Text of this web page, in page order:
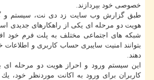
خصوصی خود بپردازند.
طبق گزارش وب سایت زد دی نت، سیستم و
هویت دو مرحله ای یكی از راهكارهای جدیدی
شبكه های اجتماعی مختلف به پلت فرم خود
بتوانند امنیت سایبری حساب كاربری و
دهند.
این سیستم ورود و احراز هویت دو مرحله
كاربران برای ورود به اكانت موردنظر خود،